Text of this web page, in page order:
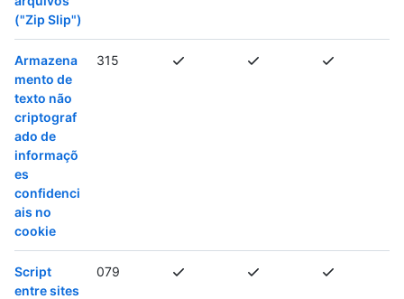
("Zip Slip")
Armazena
mento de
texto não
criptograf
ado de
informaçõ
es
confidenci
ais no
cookie
315
Script
entre sites
079